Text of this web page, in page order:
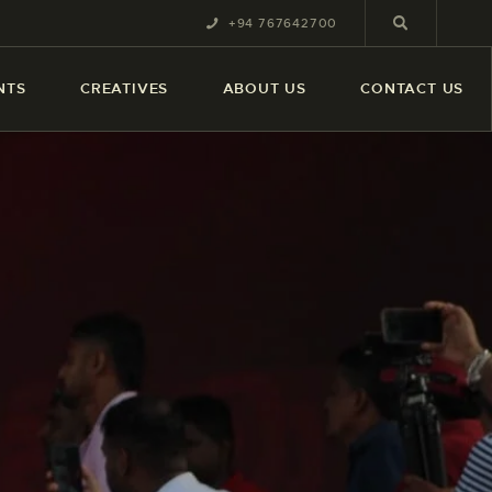
+94 767642700
CREATIVES ABOUT US CONTACT US